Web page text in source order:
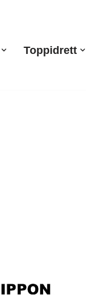
Toppidrett